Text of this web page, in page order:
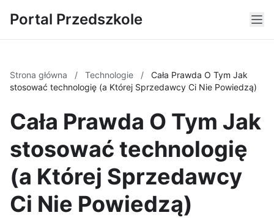
Portal Przedszkole
Strona główna / Technologie /
Cała Prawda O Tym Jak
stosować technologię (a Której Sprzedawcy Ci Nie Powiedzą)
Cała Prawda O Tym Jak
stosować technologię
(a Której Sprzedawcy
Ci Nie Powiedzą)